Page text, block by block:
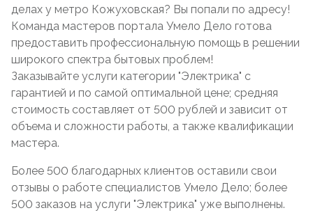
делах у метро Кожуховская? Вы попали по адресу!
Команда мастеров портала Умело Дело готова
предоставить профессиональную помощь в решении
широкого спектра бытовых проблем!
Заказывайте услуги категории "Электрика" с
гарантией и по самой оптимальной цене; средняя
стоимость составляет от 500 рублей и зависит от
объема и сложности работы, а также квалификации
мастера.
Более 500 благодарных клиентов оставили свои
отзывы о работе специалистов Умело Дело; более
500 заказов на услуги "Электрика" уже выполнены.